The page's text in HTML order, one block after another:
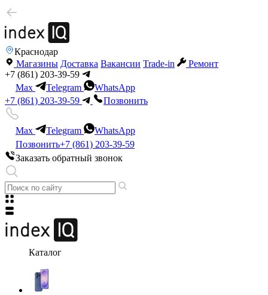
Краснодар
Магазины Доставка Вакансии Trade-in
Ремонт
+7 (861) 203-39-59
Max
Telegram
WhatsApp
+7 (861) 203-39-59
Позвонить
Max Telegram
WhatsApp
Позвонить+7 (861) 203-39-59
Заказать обратный звонок
Каталог